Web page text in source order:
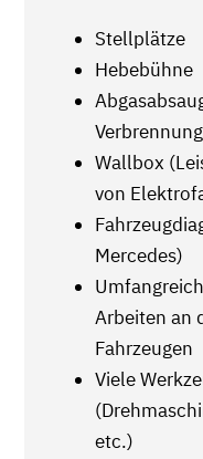
Stellplätze
Hebebühne
Wallbox
von
Mercedes)
Arbeiten an
Fahrzeugen
Viele
etc.)